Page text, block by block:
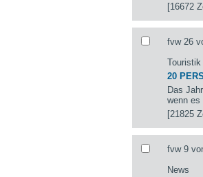
[16672
fvw 26
Touristik
20
Das
wenn es
[21825
fvw 9
News